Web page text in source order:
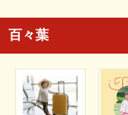
百々葉